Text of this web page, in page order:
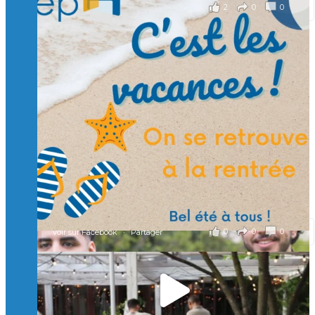
2 0 0
Voir sur Facebook · Partager
🙏 Soutenez l’Isep via la taxe d’apprentissage 2026
et contribuons ensemble à former les générations
d’ingénieurs de demain. 🙏
Merci à tous !
🎯 Taxe d’apprentissage 2026 : avec l'Isep, investissez pour
un numérique au service de l'humain !
À l’Isep, nous formons des ingénieurs, des bachelors, des
Mastères Spécialisés, qui allient excellence technologique et
valeurs humaines, au cœur de notre pro
...Voir plus
il y a 2 mois
0 0 0
Voir sur Facebook · Partager
🚀Afterwork à Genève 🚀
🥳 Le 22 avril dernier, 14 Alumni vivant / travaillant